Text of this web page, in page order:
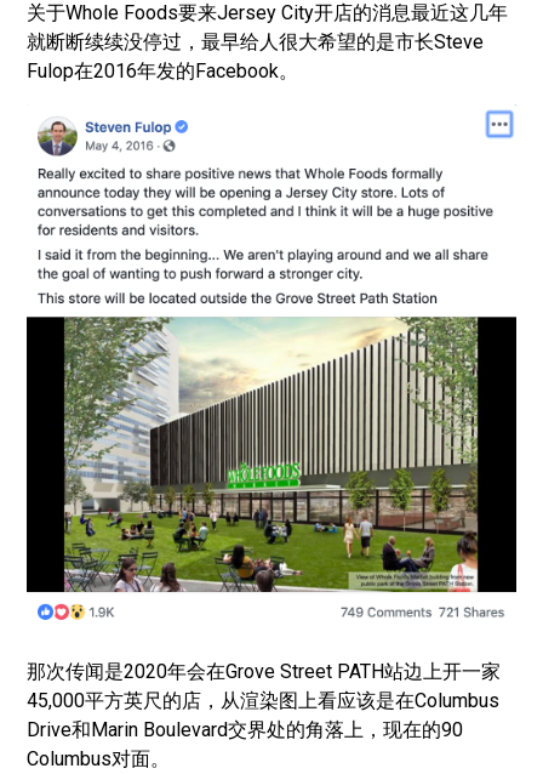
关于Whole Foods要来Jersey City开店的消息最近这几年
就断断续续没停过，最早给人很大希望的是市长Steve
Fulop在2016年发的Facebook。
那次传闻是2020年会在Grove Street PATH站边上开一家
45,000平方英尺的店，从渲染图上看应该是在Columbus
Drive和Marin Boulevard交界处的角落上，现在的90
Columbus对面。